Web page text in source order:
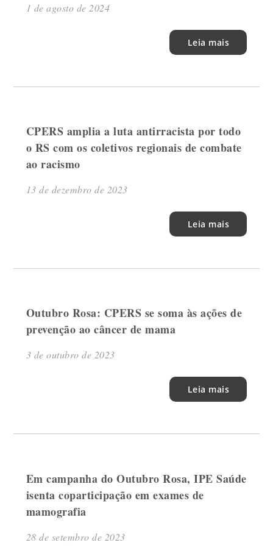
1 de agosto de 2024
Leia mais
CPERS amplia a luta antirracista por todo
o RS com os coletivos regionais de combate
ao racismo
13 de dezembro de 2023
Leia mais
Outubro Rosa: CPERS se soma às ações de
prevenção ao câncer de mama
3 de outubro de 2023
Leia mais
Em campanha do Outubro Rosa, IPE Saúde
isenta coparticipação em exames de
mamografia
28 de setembro de 2023